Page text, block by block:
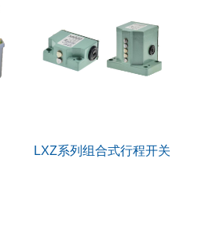
LXZ系列组合式行程开关